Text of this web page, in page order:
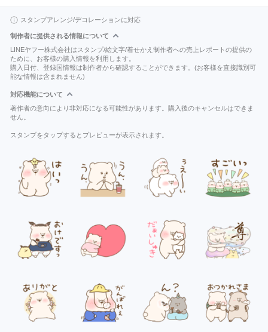
スタンプアレンジ/デコレーションに対応
制作者に提供される情報について
LINEヤフー株式会社はスタンプ/絵文字/着せかえ制作者への売上レポートの提供の
ために、お客様の購入情報を利用します。
購入日付、登録国情報は制作者から確認することができます。(お客様を直接識別可
能な情報は含まれません)
対応機能について
著作者の意向により非対応になる可能性があります。購入後のキャンセルはできま
せん。
スタンプをタップするとプレビューが表示されます。